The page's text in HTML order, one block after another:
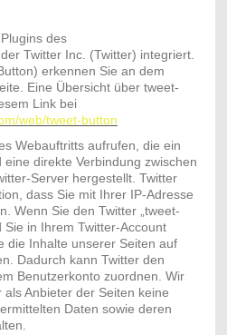
des
Twitter Inc. (Twitter) integriert.
erkennen Sie an dem
Eine Übersicht über tweet-
Link bei
web/tweet-button
Webauftritts aufrufen, die ein
direkte Verbindung zwischen
Server hergestellt. Twitter
dass Sie mit Ihrer IP-Adresse
Wenn Sie den Twitter „tweet-
Sie in Ihrem Twitter-Account
die Inhalte unserer Seiten auf
Dadurch kann Twitter den
Benutzerkonto zuordnen. Wir
Anbieter der Seiten keine
Daten sowie deren